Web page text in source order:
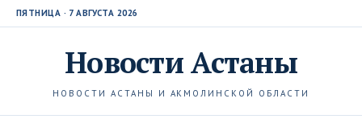
ПЯТНИЦА · 7 АВГУСТА 2026
НовостиАстаны
НОВОСТИ АСТАНЫ И АКМОЛИНСКОЙ ОБЛАСТИ